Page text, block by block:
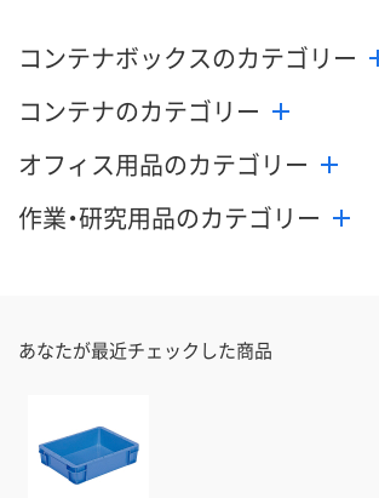
コンテナボックスのカテゴリー
コンテナのカテゴリー
オフィス用品のカテゴリー
作業・研究用品のカテゴリー
あなたが最近チェックした商品